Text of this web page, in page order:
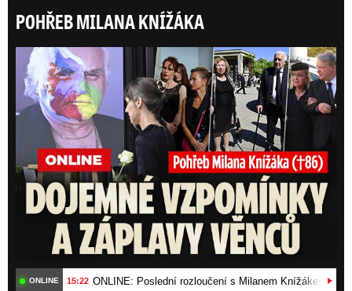
Prázdniny královských rodin:
Rozvalení na jachtách,
skotačící na pláži i mezi ...
POHŘEB MILANA KNÍŽÁKA
ONLINE 15:22 ONLINE: Poslední rozloučení s Milanem Knížákem